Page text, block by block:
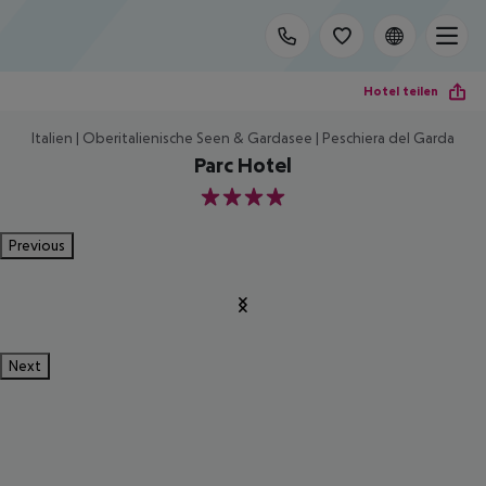
Hotel teilen
Italien | Oberitalienische Seen & Gardasee | Peschiera del Garda
Parc Hotel
4
Previous
Next